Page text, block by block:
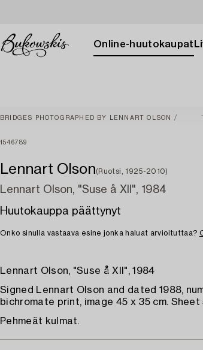
Online-huutokaupat
BRIDGES PHOTOGRAPHED BY LENNART OLSON
1546789
Lennart Olson(Ruotsi, 1925-2010)
Lennart Olson, "Suse å XII", 1984
Huutokauppa päättynyt
Onko sinulla vastaava esine jonka haluat arvioituttaa?
Lennart Olson, "Suse å XII", 1984
Signed Lennart Olson and dated 1988,
bichromate print, image 45 x 35 cm.
Pehmeät kulmat.